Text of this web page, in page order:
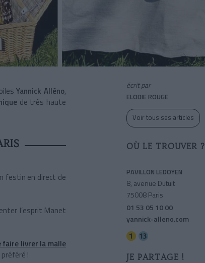
Yannick Alléno,
de très haute
festin en direct de
l’esprit Manet
faire livrer la malle
!
écrit par
ELODIE ROUGE
Voir tous ses articles
OÙ LE TROUVER ?
PAVILLON LEDOYEN
8, avenue Dutuit
75008 Paris
01 53 05 10 00
yannick-alleno.com
JE PARTAGE !